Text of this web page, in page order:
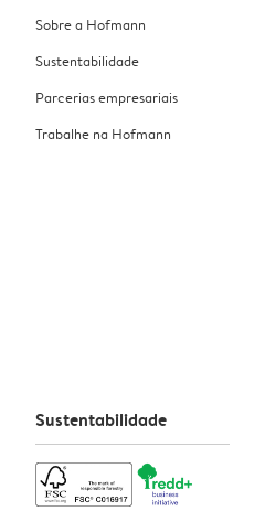
Sobre a Hofmann
Sustentabilidade
Parcerias empresariais
Trabalhe na Hofmann
Sustentabilidade